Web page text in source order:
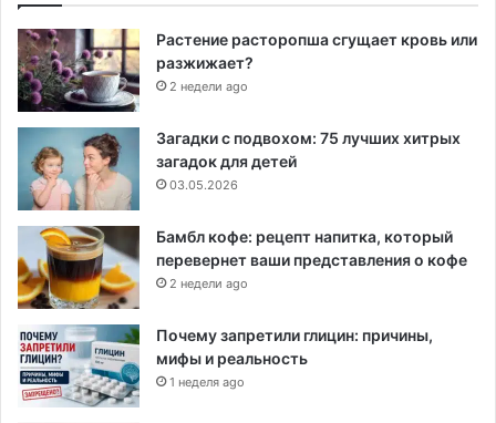
Растение расторопша сгущает кровь или
разжижает?
2 недели ago
Загадки с подвохом: 75 лучших хитрых
загадок для детей
03.05.2026
Бамбл кофе: рецепт напитка, который
перевернет ваши представления о кофе
2 недели ago
Почему запретили глицин: причины,
мифы и реальность
1 неделя ago